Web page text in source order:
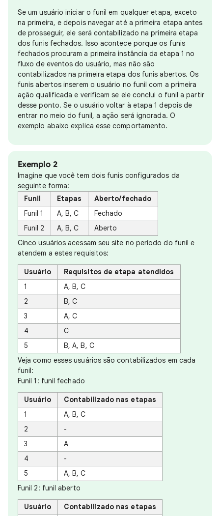
Se um usuário iniciar o funil em qualquer etapa, exceto
na primeira, e depois navegar até a primeira etapa antes
de prosseguir, ele será contabilizado na primeira etapa
dos funis fechados. Isso acontece porque os funis
fechados procuram a primeira instância da etapa 1 no
fluxo de eventos do usuário, mas não são
contabilizados na primeira etapa dos funis abertos. Os
funis abertos inserem o usuário no funil com a primeira
ação qualificada e verificam se ele conclui o funil a partir
desse ponto. Se o usuário voltar à etapa 1 depois de
entrar no meio do funil, a ação será ignorada. O
exemplo abaixo explica esse comportamento.
Exemplo 2
Imagine que você tem dois funis configurados da
seguinte forma:
Funil
Etapas
Aberto/fechado
Funil 1
A, B, C
Fechado
Funil 2
A, B, C
Aberto
Cinco usuários acessam seu site no período do funil e
atendem a estes requisitos:
Usuário
Requisitos de etapa atendidos
1
A, B, C
2
B, C
3
A, C
4
C
5
B, A, B, C
Veja como esses usuários são contabilizados em cada
funil:
Funil 1: funil fechado
Usuário
Contabilizado nas etapas
1
A, B, C
2
-
3
A
4
-
5
A, B, C
Funil 2: funil aberto
Usuário
Contabilizado nas etapas